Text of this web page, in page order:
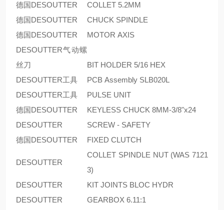
德国DESOUTTER
COLLET 5.2MM
德国DESOUTTER
CHUCK SPINDLE
德国DESOUTTER
MOTOR AXIS
DESOUTTER气动螺
丝刀
BIT HOLDER 5/16 HEX
DESOUTTER工具
PCB Assembly SLB020L
DESOUTTER工具
PULSE UNIT
德国DESOUTTER
KEYLESS CHUCK 8MM-3/8"x24
DESOUTTER
SCREW - SAFETY
德国DESOUTTER
FIXED CLUTCH
DESOUTTER
COLLET SPINDLE NUT (WAS 7121
3)
DESOUTTER
KIT JOINTS BLOC HYDR
DESOUTTER
GEARBOX 6.11:1